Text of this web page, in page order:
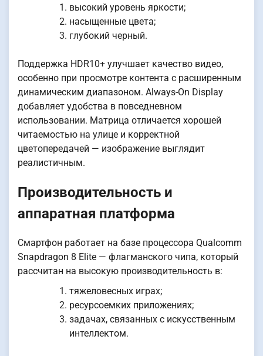
высокий уровень яркости;
насыщенные цвета;
глубокий черный.
Поддержка HDR10+ улучшает качество видео,
особенно при просмотре контента с расширенным
динамическим диапазоном. Always-On Display
добавляет удобства в повседневном
использовании. Матрица отличается хорошей
читаемостью на улице и корректной
цветопередачей — изображение выглядит
реалистичным.
Производительность и
аппаратная платформа
Смартфон работает на базе процессора Qualcomm
Snapdragon 8 Elite — флагманского чипа, который
рассчитан на высокую производительность в:
тяжеловесных играх;
ресурсоемких приложениях;
задачах, связанных с искусственным
интеллектом.